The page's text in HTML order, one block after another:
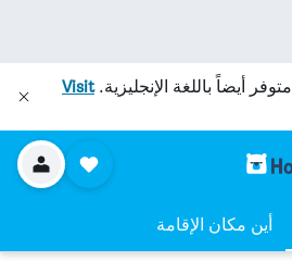
متوفر أيضاً باللغة الإنجليزية.Visit
أين مكان الإقامة